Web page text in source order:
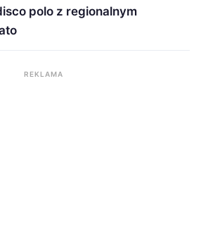
polo z regionalnym
REKLAMA